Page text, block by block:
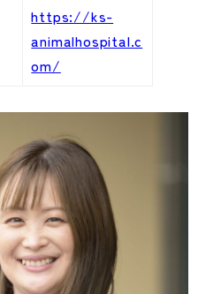
https://ks-
animalhospital.c
om/